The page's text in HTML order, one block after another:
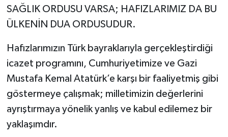
SAĞLIK ORDUSU VARSA; HAFIZLARIMIZ DA BU
ÜLKENİN DUA ORDUSUDUR.
Hafızlarımızın Türk bayraklarıyla gerçekleştirdiği
icazet programını, Cumhuriyetimize ve Gazi
Mustafa Kemal Atatürk’e karşı bir faaliyetmiş gibi
göstermeye çalışmak; milletimizin değerlerini
ayrıştırmaya yönelik yanlış ve kabul edilemez bir
yaklaşımdır.